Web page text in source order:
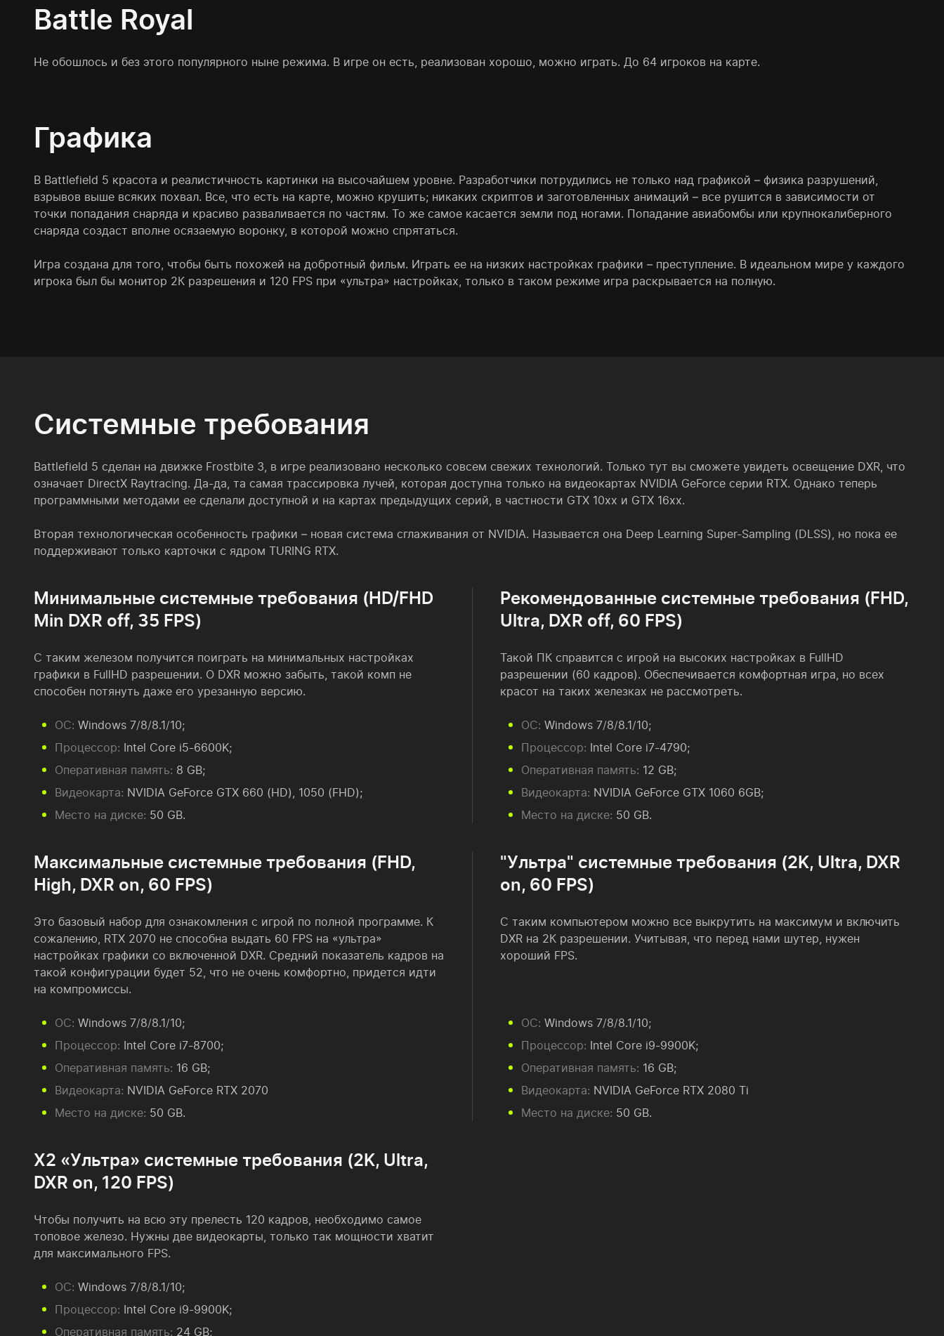
Battle Royal
Не обошлось и без этого популярного ныне режима. В игре он есть, реализован хорошо, можно играть. До 64 игроков на карте.
Графика
В Battlefield 5 красота и реалистичность картинки на высочайшем уровне. Разработчики потрудились не только над графикой – физика разрушений,
взрывов выше всяких похвал. Все, что есть на карте, можно крушить; никаких скриптов и заготовленных анимаций – все рушится в зависимости от
точки попадания снаряда и красиво разваливается по частям. То же самое касается земли под ногами. Попадание авиабомбы или крупнокалиберного
снаряда создаст вполне осязаемую воронку, в которой можно спрятаться.
Игра создана для того, чтобы быть похожей на добротный фильм. Играть ее на низких настройках графики – преступление. В идеальном мире у каждого
игрока был бы монитор 2К разрешения и 120 FPS при «ультра» настройках, только в таком режиме игра раскрывается на полную.
Системные требования
Battlefield 5 сделан на движке Frostbite 3, в игре реализовано несколько совсем свежих технологий. Только тут вы сможете увидеть освещение DXR, что
означает DirectX Raytracing. Да-да, та самая трассировка лучей, которая доступна только на видеокартах NVIDIA GeForce серии RTX. Однако теперь
программными методами ее сделали доступной и на картах предыдущих серий, в частности GTX 10xx и GTX 16xx.
Вторая технологическая особенность графики – новая система сглаживания от NVIDIA. Называется она Deep Learning Super-Sampling (DLSS), но пока ее
поддерживают только карточки с ядром TURING RTX.
Минимальные системные требования (HD/FHD
Min DXR off, 35 FPS)
С таким железом получится поиграть на минимальных настройках
графики в FullHD разрешении. О DXR можно забыть, такой комп не
способен потянуть даже его урезанную версию.
ОС: Windows 7/8/8.1/10;
Процессор: Intel Core i5-6600K;
Оперативная память: 8 GB;
Видеокарта: NVIDIA GeForce GTX 660 (HD), 1050 (FHD);
Место на диске: 50 GB.
Рекомендованные системные требования (FHD,
Ultra, DXR off, 60 FPS)
Такой ПК справится с игрой на высоких настройках в FullHD
разрешении (60 кадров). Обеспечивается комфортная игра, но всех
красот на таких железках не рассмотреть.
ОС: Windows 7/8/8.1/10;
Процессор: Intel Core i7-4790;
Оперативная память: 12 GB;
Видеокарта: NVIDIA GeForce GTX 1060 6GB;
Место на диске: 50 GB.
Максимальные системные требования (FHD,
High, DXR on, 60 FPS)
Это базовый набор для ознакомления с игрой по полной программе. К
сожалению, RTX 2070 не способна выдать 60 FPS на «ультра»
настройках графики со включенной DXR. Средний показатель кадров на
такой конфигурации будет 52, что не очень комфортно, придется идти
на компромиссы.
ОС: Windows 7/8/8.1/10;
Процессор: Intel Core i7-8700;
Оперативная память: 16 GB;
Видеокарта: NVIDIA GeForce RTX 2070
Место на диске: 50 GB.
"Ультра" системные требования (2K, Ultra, DXR
on, 60 FPS)
С таким компьютером можно все выкрутить на максимум и включить
DXR на 2К разрешении. Учитывая, что перед нами шутер, нужен
хороший FPS.
ОС: Windows 7/8/8.1/10;
Процессор: Intel Core i9-9900K;
Оперативная память: 16 GB;
Видеокарта: NVIDIA GeForce RTX 2080 Ti
Место на диске: 50 GB.
X2 «Ультра» системные требования (2K, Ultra,
DXR on, 120 FPS)
Чтобы получить на всю эту прелесть 120 кадров, необходимо самое
топовое железо. Нужны две видеокарты, только так мощности хватит
для максимального FPS.
ОС: Windows 7/8/8.1/10;
Процессор: Intel Core i9-9900K;
Оперативная память: 24 GB;